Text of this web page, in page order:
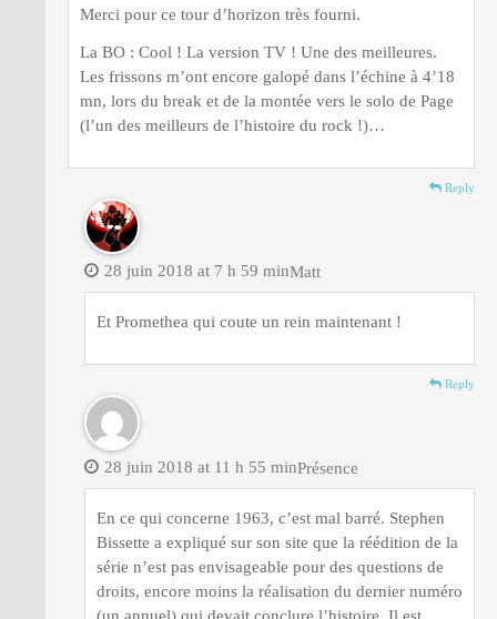
Merci pour ce tour d’horizon très fourni.
La BO : Cool ! La version TV ! Une des meilleures.
Les frissons m’ont encore galopé dans l’échine à 4’18
mn, lors du break et de la montée vers le solo de Page
(l’un des meilleurs de l’histoire du rock !)…
Reply
Matt
28 juin 2018 at 7 h 59 min
Et Promethea qui coute un rein maintenant !
Reply
Présence
28 juin 2018 at 11 h 55 min
En ce qui concerne 1963, c’est mal barré. Stephen
Bissette a expliqué sur son site que la réédition de la
série n’est pas envisageable pour des questions de
droits, encore moins la réalisation du dernier numéro
(un annuel) qui devait conclure l’histoire. Il est